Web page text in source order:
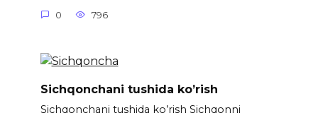
0 796
Sichqonchani tushida ko’rish
Sichqonchani tushida ko’rish Sichqonni